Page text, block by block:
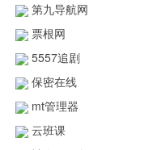
第九导航网
票根网
5557追剧
保密在线
mt管理器
云班课